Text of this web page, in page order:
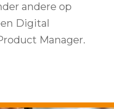
andere op
Digital
Manager.